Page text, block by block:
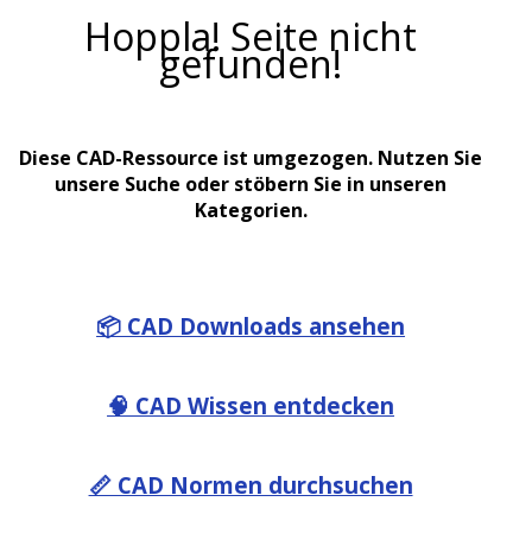
Hoppla! Seite nicht
gefunden!
Diese CAD-Ressource ist umgezogen. Nutzen Sie
unsere Suche oder stöbern Sie in unseren
Kategorien.
📦 CAD Downloads ansehen
🧠 CAD Wissen entdecken
📏 CAD Normen durchsuchen